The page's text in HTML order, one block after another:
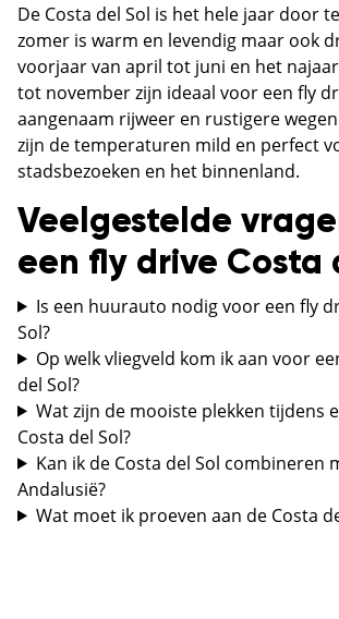
De Costa del Sol is het hele jaar door
zomer is warm en levendig maar ook
voorjaar van april tot juni en het
tot november zijn ideaal voor een fly
aangenaam rijweer en rustigere
zijn de temperaturen mild en perfect
stadsbezoeken en het binnenland.
Veelgestelde
een fly drive Costa
Is een huurauto nodig voor een fly
Sol?
Op welk vliegveld kom ik aan voor
del Sol?
Wat zijn de mooiste plekken tijdens
Costa del Sol?
Kan ik de Costa del Sol combineren
Andalusië?
Wat moet ik proeven aan de Costa